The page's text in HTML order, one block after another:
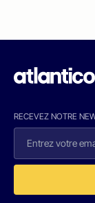
RECEVEZ NOTRE